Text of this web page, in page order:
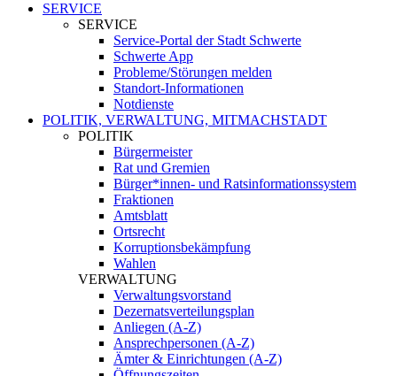
SERVICE
SERVICE
Service-Portal der Stadt Schwerte
Schwerte App
Probleme/Störungen melden
Standort-Informationen
Notdienste
POLITIK, VERWALTUNG, MITMACHSTADT
POLITIK
Bürgermeister
Rat und Gremien
Bürger*innen- und Ratsinformationssystem
Fraktionen
Amtsblatt
Ortsrecht
Korruptionsbekämpfung
Wahlen
VERWALTUNG
Verwaltungsvorstand
Dezernatsverteilungsplan
Anliegen (A-Z)
Ansprechpersonen (A-Z)
Ämter & Einrichtungen (A-Z)